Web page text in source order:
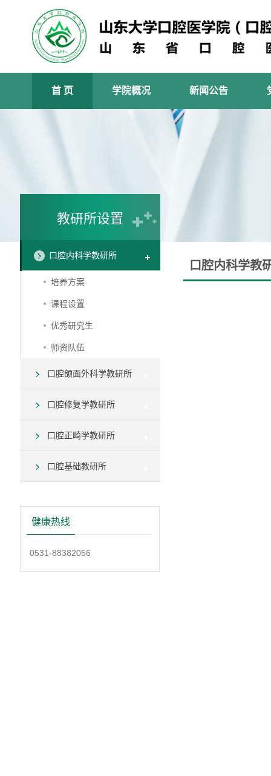
首 页 学院概况 新闻公告
教研所设置
口腔内科学教研所
培养方案
课程设置
优秀研究生
师资队伍
口腔颌面外科学教研所
口腔修复学教研所
口腔正畸学教研所
口腔基础教研所
健康热线
0531-88382056
口腔内科学教